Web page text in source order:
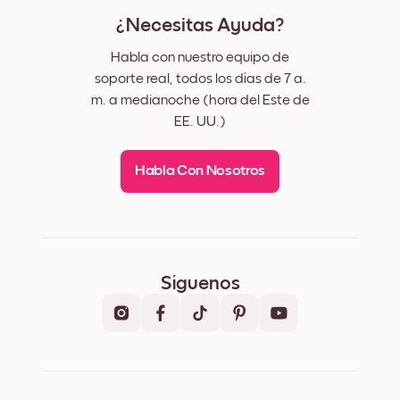
¿Necesitas Ayuda?
Habla con nuestro equipo de
soporte real, todos los días de 7 a.
m. a medianoche (hora del Este de
EE. UU.)
Habla Con Nosotros
Síguenos